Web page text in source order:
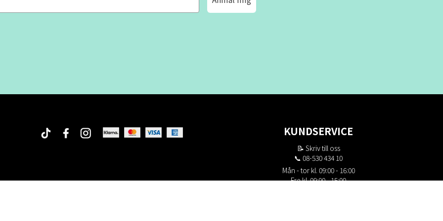
KUNDSERVICE
📝 Skriv till oss
📞 08-530 434 10
Mån - tor kl. 09:00 - 16:00
Fre kl. 09:00 - 15:00